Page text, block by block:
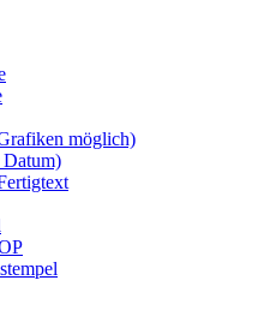
möglich)
Datum)